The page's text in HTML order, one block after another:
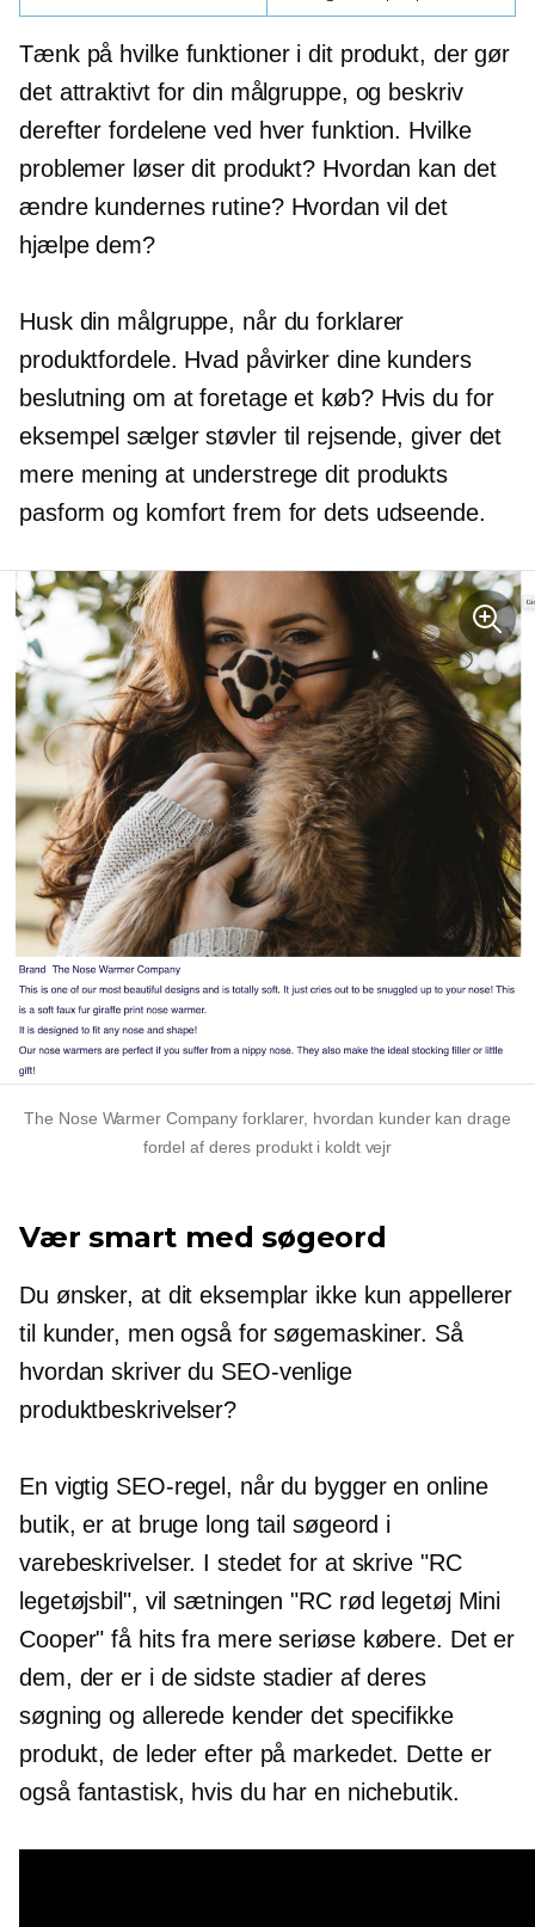
Tænk på hvilke funktioner i dit produkt, der gør
det attraktivt for din målgruppe, og beskriv
derefter fordelene ved hver funktion. Hvilke
problemer løser dit produkt? Hvordan kan det
ændre kundernes rutine? Hvordan vil det
hjælpe dem?
Husk din målgruppe, når du forklarer
produktfordele. Hvad påvirker dine kunders
beslutning om at foretage et køb? Hvis du for
eksempel sælger støvler til rejsende, giver det
mere mening at understrege dit produkts
pasform og komfort frem for dets udseende.
The Nose Warmer Company forklarer, hvordan kunder kan drage
fordel af deres produkt i koldt vejr
Vær smart med søgeord
Du ønsker, at dit eksemplar ikke kun appellerer
til kunder, men også for søgemaskiner. Så
hvordan skriver du SEO-venlige
produktbeskrivelser?
En vigtig SEO-regel, når du bygger en online
butik, er at bruge long tail søgeord i
varebeskrivelser. I stedet for at skrive "RC
legetøjsbil", vil sætningen "RC rød legetøj Mini
Cooper" få hits fra mere seriøse købere. Det er
dem, der er i de sidste stadier af deres
søgning og allerede kender det specifikke
produkt, de leder efter på markedet. Dette er
også fantastisk, hvis du har en nichebutik.